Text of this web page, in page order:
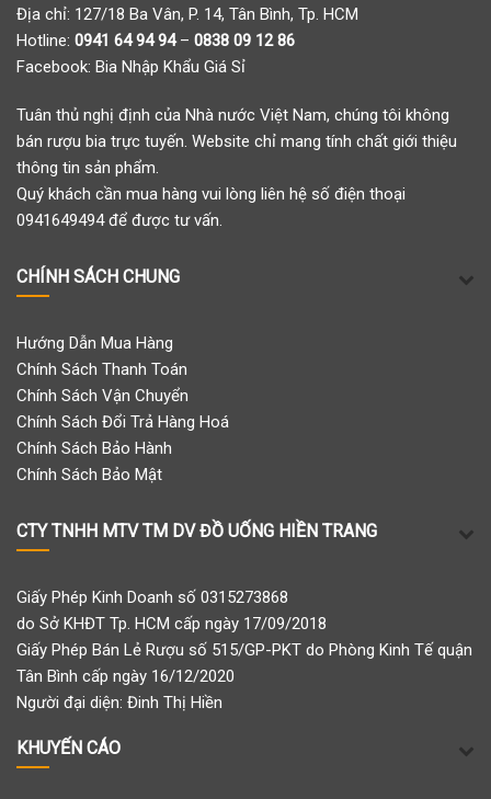
Địa chỉ: 127/18 Ba Vân, P. 14, Tân Bình, Tp. HCM
Hotline: 0941 64 94 94– 0838 09 12 86
Facebook: Bia Nhập Khẩu Giá Sỉ
Tuân thủ nghị định của Nhà nước Việt Nam, chúng tôi không
bán rượu bia trực tuyến. Website chỉ mang tính chất giới thiệu
thông tin sản phẩm.
Quý khách cần mua hàng vui lòng liên hệ số điện thoại
0941649494 để được tư vấn.
CHÍNH SÁCH CHUNG
Hướng Dẫn Mua Hàng
Chính Sách Thanh Toán
Chính Sách Vận Chuyển
Chính Sách Đổi Trả Hàng Hoá
Chính Sách Bảo Hành
Chính Sách Bảo Mật
CTY TNHH MTV TM DV ĐỒ UỐNG HIỀN TRANG
Giấy Phép Kinh Doanh số 0315273868
do Sở KHĐT Tp. HCM cấp ngày 17/09/2018
Giấy Phép Bán Lẻ Rượu số 515/GP-PKT do Phòng Kinh Tế quận
Tân Bình cấp ngày 16/12/2020
Người đại diện: Đinh Thị Hiền
KHUYẾN CÁO